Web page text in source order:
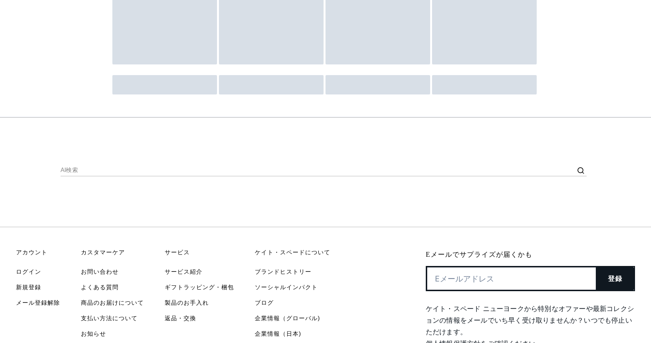
アカウント
ログイン
新規登録
メール登録解除
カスタマーケア
お問い合わせ
よくある質問
商品のお届けについて
支払い方法について
お知らせ
サービス
サービス紹介
ギフトラッピング・梱包
製品のお手入れ
返品・交換
ケイト・スペードについて
ブランドヒストリー
ソーシャルインパクト
ブログ
企業情報（グローバル)
企業情報（日本)
Eメールでサプライズが届くかも
登録
ケイト・スペード ニューヨークから特別なオファーや最新コレクシ
ョンの情報をメールでいち早く受け取りませんか？いつでも停止い
ただけます。